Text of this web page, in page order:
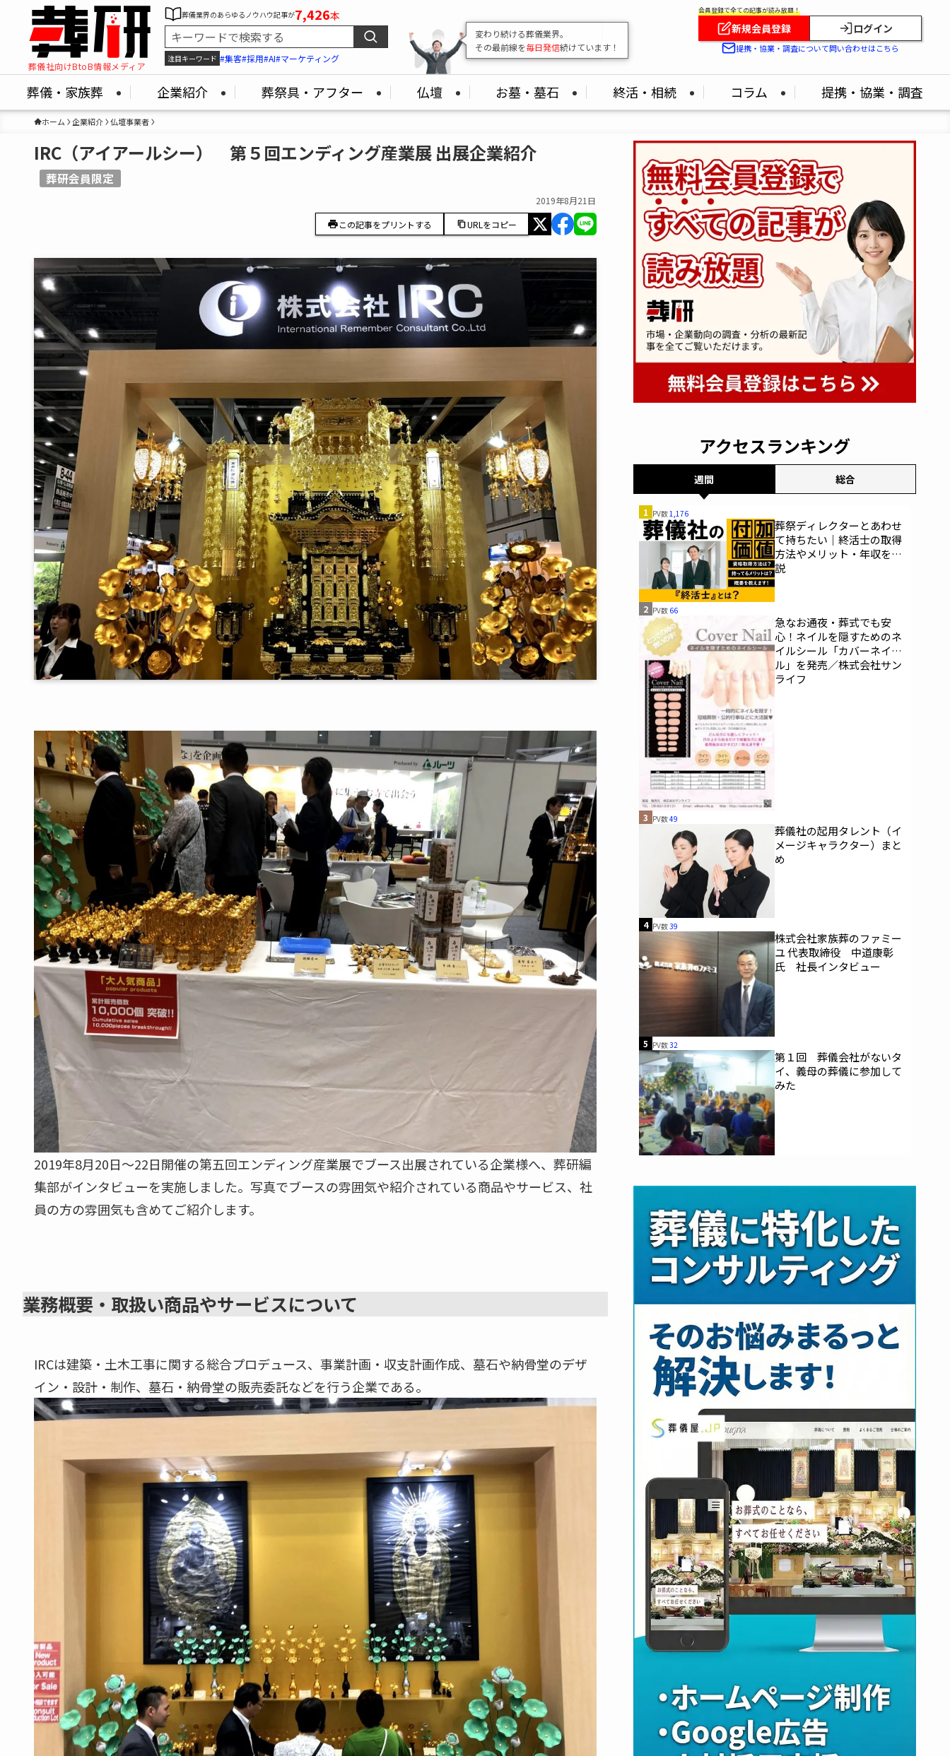
葬儀社向けBtoB情報メディア
葬儀業界のあらゆるノウハウ記事が7,426本
注目キーワード #集客#採用#AI#マーケティング
変わり続ける葬儀業界。
その最前線を毎日発信続けています！
会員登録で全ての記事が読み放題！
新規会員登録 ログイン
提携・協業・調査について問い合わせはこちら
葬儀・家族葬 企業紹介 葬祭具・アフター 仏壇 お墓・墓石 終活・相続 コラム 提携・協業・調査
ホーム 企業紹介 仏壇事業者
IRC（アイアールシー） 第５回エンディング産業展 出展企業紹介
葬研会員限定
2019年8月21日
この記事をプリントする
URLをコピー
2019年8月20日～22日開催の第五回エンディング産業展でブース出展されている企業様へ、葬研編
集部がインタビューを実施しました。写真でブースの雰囲気や紹介されている商品やサービス、社
員の方の雰囲気も含めてご紹介します。
業務概要・取扱い商品やサービスについて
IRCは建築・土木工事に関する総合プロデュース、事業計画・収支計画作成、墓石や納骨堂のデザ
イン・設計・制作、墓石・納骨堂の販売委託などを行う企業である。
アクセスランキング
週間 総合
1 PV数1,176
葬祭ディレクターとあわせ
て持ちたい｜終活士の取得
方法やメリット・年収を解
説
2 PV数 66
急なお通夜・葬式でも安
心！ネイルを隠すためのネ
イルシール「カバーネイ
ル」を発売／株式会社サン
ライフ
3 PV数49
葬儀社の起用タレント（イ
メージキャラクター）まと
め
4 PV数39
株式会社家族葬のファミー
ユ 代表取締役 中道康彰
氏 社長インタビュー
5 PV数32
第１回 葬儀会社がないタ
イ、義母の葬儀に参加して
みた